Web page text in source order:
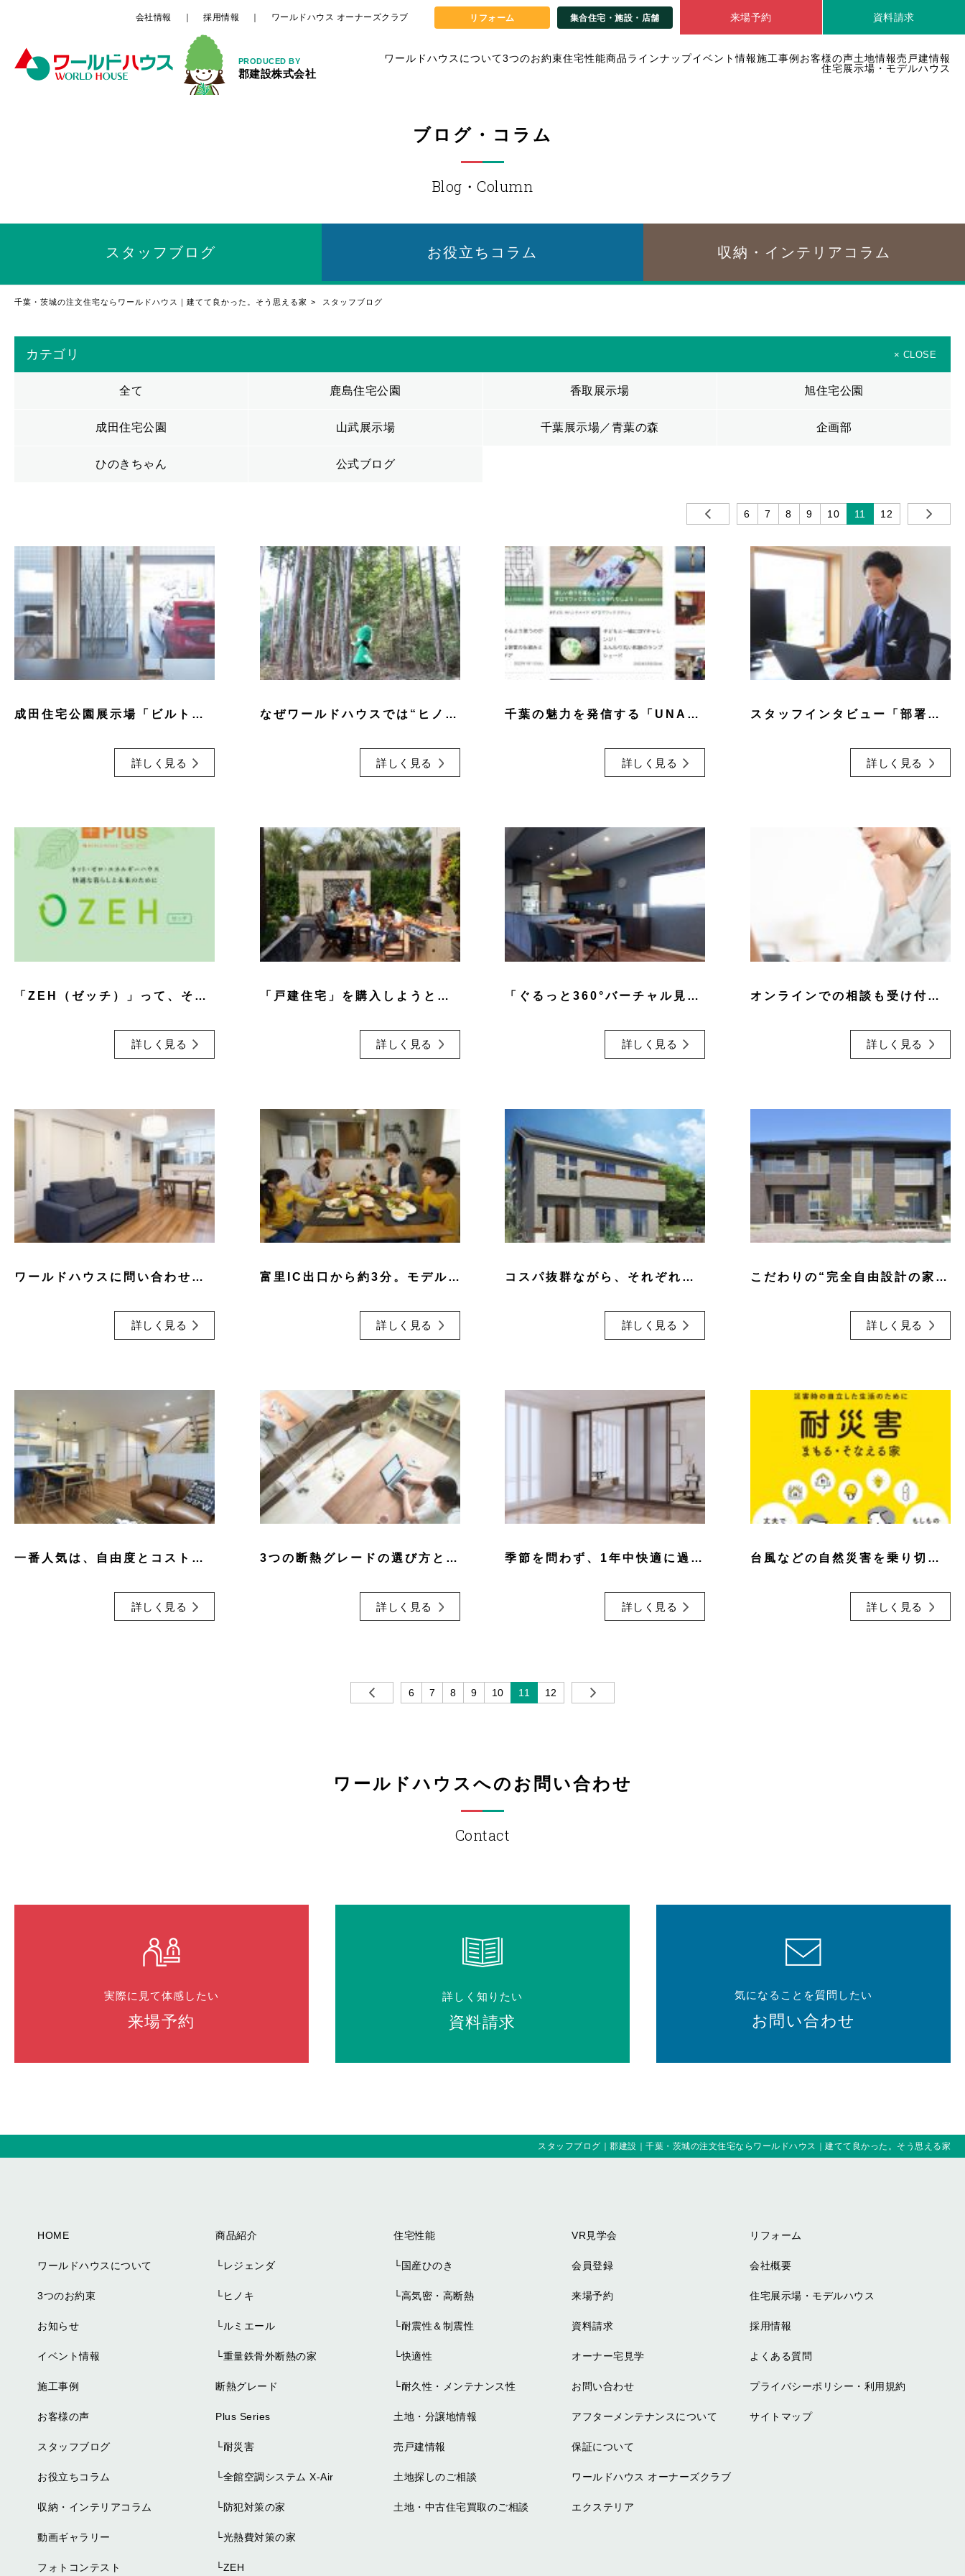
PRODUCED BY
郡建設株式会社
ワールドハウスについて3つのお約束住宅性能商品ラインナップイベント情報施工事例 お客様の声土地情報売戸建情報
住宅展示場・モデルハウス
会社情報 採用情報 ワールドハウス オーナーズクラブ リフォーム 集合住宅・施設・店舗 来場予約 資料請求
ブログ・コラム
Blog・Column
スタッフ ブログ お役立ち コラム 収納・インテリア コラム
千葉・茨城の注文住宅ならワールドハウス｜建てて良かった。そう思える家 スタッフブログ
カテゴリ × CLOSE
全て 鹿島住宅公園 香取展示場 旭住宅公園
成田住宅公園 山武展示場 千葉展示場／青葉の森 企画部
ひのきちゃん 公式ブログ
6 7 8 9 10 11 12
成田住宅公園展示場「ビルトインガレージのある、非日常に暮らす平屋の家」
詳しく見る
なぜワールドハウスでは“ヒノキ”を使うの？
詳しく見る
千葉の魅力を発信する「UNAU MAGAZINE」
詳しく見る
スタッフインタビュー「部署の垣根を超えて、ワールドハウスには“即対応”のカルチャーが根づいている」
詳しく見る
「ZEH（ゼッチ）」って、そもそもどういうもの？
詳しく見る
「戸建住宅」を購入しようと思ったきっかけは？
詳しく見る
「ぐるっと360°バーチャル見学会」で、お好きな時間に「リアルな住まい」を体験してみませんか？
詳しく見る
オンラインでの相談も受け付けています！
詳しく見る
ワールドハウスに問い合わせるのはどんな人が多い？
詳しく見る
富里IC出口から約3分。モデルハウス「成田展示場」を紹介します！
詳しく見る
コスパ抜群ながら、それぞれの個性も出せる「ルミエール」
詳しく見る
こだわりの“完全自由設計の家”なら「レジェンダ」
詳しく見る
一番人気は、自由度とコストのバランスがいい「HINOKI」
詳しく見る
3つの断熱グレードの選び方とは？
詳しく見る
季節を問わず、1年中快適に過ごせる全館空調システム
詳しく見る
台風などの自然災害を乗り切る「耐災害」の家
詳しく見る
6 7 8 9 10 11 12
ワールドハウスへのお問い合わせ
Contact
実際に見て体感したい
来場予約
詳しく知りたい
資料請求
気になることを質問したい
お問い合わせ
スタッフブログ｜郡建設｜千葉・茨城の注文住宅ならワールドハウス｜建てて良かった。そう思える家
HOME
ワールドハウスについて
3つのお約束
お知らせ
イベント情報
施工事例
お客様の声
スタッフブログ
お役立ちコラム
収納・インテリアコラム
動画ギャラリー
フォトコンテスト
商品紹介
└レジェンダ
└ヒノキ
└ルミエール
└重量鉄骨外断熱の家
断熱グレード
Plus Series
└耐災害
└全館空調システム X-Air
└防犯対策の家
└光熱費対策の家
└ZEH
住宅性能
└国産ひのき
└高気密・高断熱
└耐震性＆制震性
└快適性
└耐久性・メンテナンス性
土地・分譲地情報
売戸建情報
土地探しのご相談
土地・中古住宅買取のご相談
VR見学会
会員登録
来場予約
資料請求
オーナー宅見学
お問い合わせ
アフターメンテナンスについて
保証について
ワールドハウス オーナーズクラブ
エクステリア
リフォーム
会社概要
住宅展示場・モデルハウス
採用情報
よくある質問
プライバシーポリシー・利用規約
サイトマップ